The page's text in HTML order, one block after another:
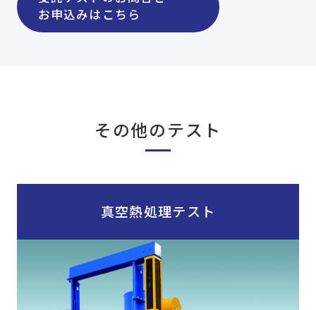
お申込みはこちら
その他のテスト
真空熱処理テスト